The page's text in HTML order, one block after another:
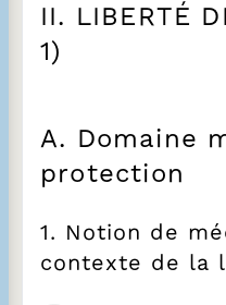
II. LIBERTÉ
1)
A. Domaine
protection
1. Notion de
contexte de la